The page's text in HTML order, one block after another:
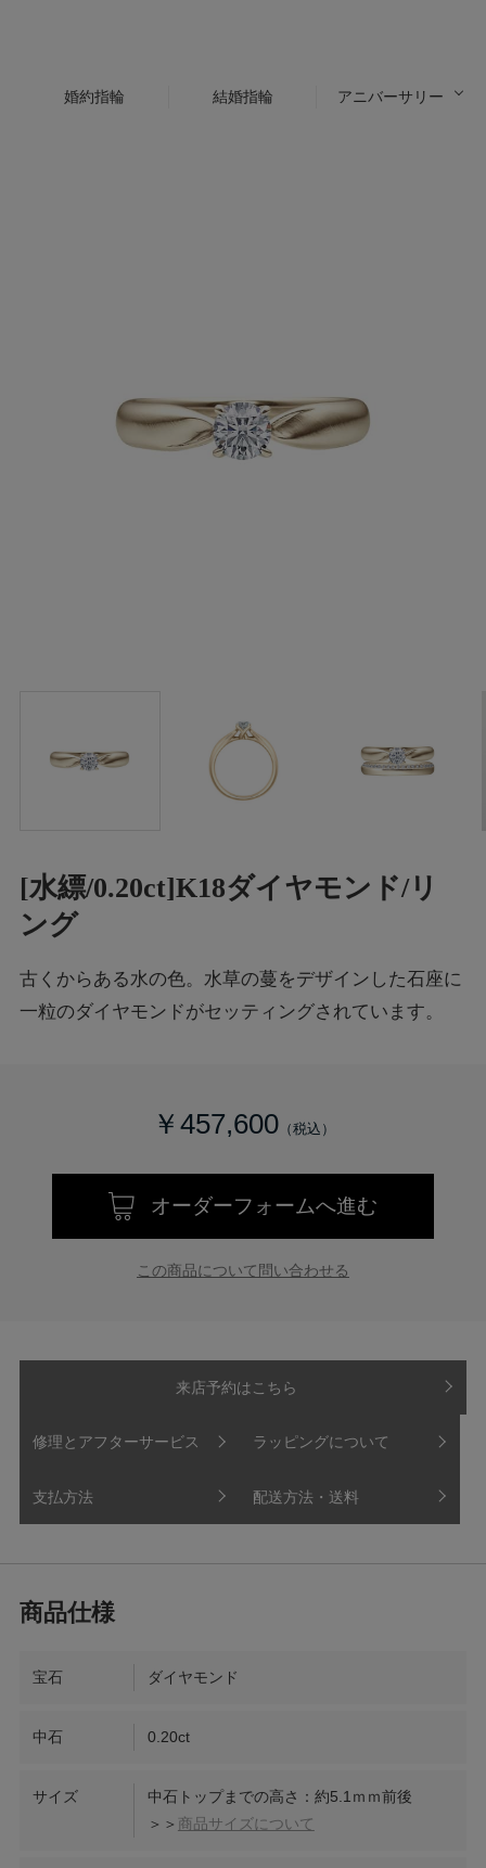
婚約指輪 結婚指輪 アニバーサリー
[水縹/0.20ct]K18ダイヤモンド/リ
ング
古くからある水の色。水草の蔓をデザインした石座に
一粒のダイヤモンドがセッティングされています。
￥457,600
オーダーフォームへ進む
この商品について問い合わせる
来店予約はこちら
修理とアフターサービス ラッピングについて
支払方法 配送方法・送料
宝石 ダイヤモンド
中石 0.20ct
サイズ
中石トップまでの高さ：約5.1ｍｍ前後
＞＞ 商品サイズについて